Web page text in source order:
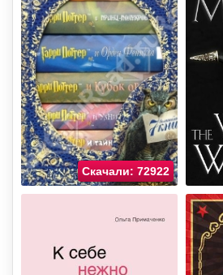
Скачали: 72922